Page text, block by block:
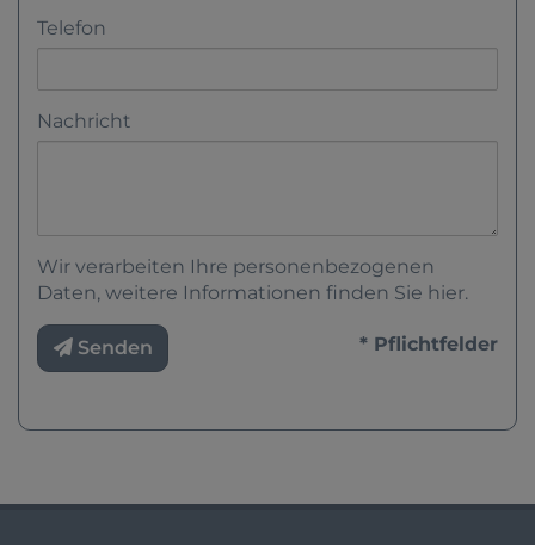
Telefon
Nachricht
Wir verarbeiten Ihre personenbezogenen
Daten, weitere Informationen finden Sie hier.
Senden * Pflichtfelder